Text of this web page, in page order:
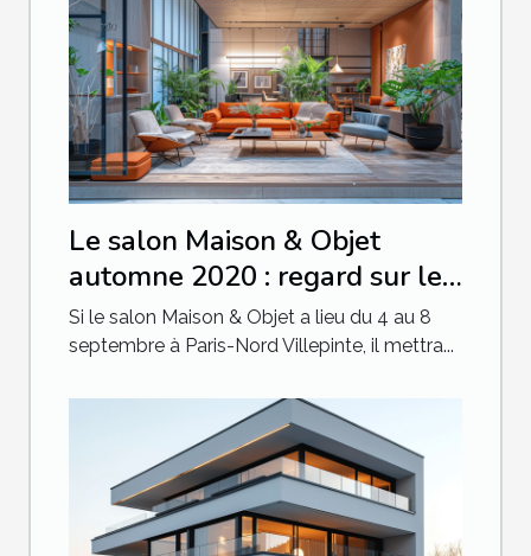
Le salon Maison & Objet
automne 2020 : regard sur les
espaces hybrides entre maison
et bureau
Si le salon Maison & Objet a lieu du 4 au 8
septembre à Paris-Nord Villepinte, il mettra...